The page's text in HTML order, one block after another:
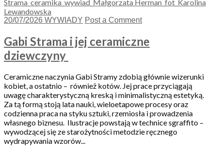
20/07/2026 WYWIADY Post a Comment
Gabi Strama i jej ceramiczne
dziewczyny
Ceramiczne naczynia Gabi Stramy zdobią głównie wizerunki
kobiet, a ostatnio – również kotów. Jej prace przyciągają
uwagę charakterystyczną kreską i minimalistyczną estetyką.
Za tą formą stoją lata nauki, wieloetapowe procesy oraz
codzienna praca na styku sztuki, rzemiosła i prowadzenia
własnego biznesu. Ilustracje powstają w technice sgraffito –
wywodzącej się ze starożytności metodzie ręcznego
wydrapywania wzorów...